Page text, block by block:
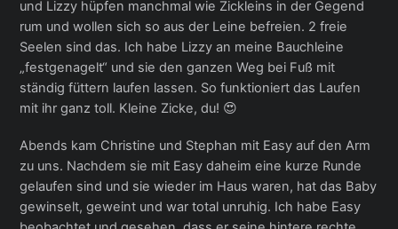
und Lizzy hüpfen manchmal wie Zickleins in der Gegend
rum und wollen sich so aus der Leine befreien. 2 freie
Seelen sind das. Ich habe Lizzy an meine Bauchleine
„festgenagelt“ und sie den ganzen Weg bei Fuß mit
ständig füttern laufen lassen. So funktioniert das Laufen
mit ihr ganz toll. Kleine Zicke, du! 😍
Abends kam Christine und Stephan mit Easy auf den Arm
zu uns. Nachdem sie mit Easy daheim eine kurze Runde
gelaufen sind und sie wieder im Haus waren, hat das Baby
gewinselt, geweint und war total unruhig. Ich habe Easy